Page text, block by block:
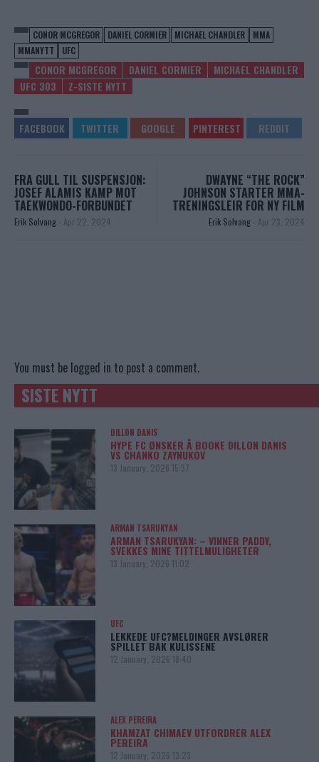
CONOR MCGREGOR DANIEL CORMIER MICHAEL CHANDLER
MMA
MMANYTT
UFC
CONOR MCGREGOR DANIEL CORMIER
MICHAEL CHANDLER
UFC 303
Z-SISTE NYTT
FRA GULL TIL SUSPENSJON:
JOSEF ALAMIS KAMP MOT
TAEKWONDO-FORBUNDET
Erik Solvang - Apr 22, 2024
DWAYNE “THE ROCK”
JOHNSON STARTER MMA-
TRENINGSLEIR FOR NY FILM
Erik Solvang - Apr 23, 2024
You must be logged in to post a comment.
SISTE NYTT
DILLON DANIS
HYPE FC ØNSKER Å BOOKE DILLON DANIS
VS CHANKO ZAYNUKOV
13 January, 2026 15:37
ARMAN TSARUKYAN
ARMAN TSARUKYAN: – VINNER PADDY,
SVEKKES MINE TITTELMULIGHETER
13 January, 2026 11:02
UFC
LEKKEDE UFC?MELDINGER AVSLØRER
SPILLET BAK KULISSENE
12 January, 2026 18:40
ALEX PEREIRA
KHAMZAT CHIMAEV UTFORDRER ALEX
PEREIRA
12 January, 2026 13:23